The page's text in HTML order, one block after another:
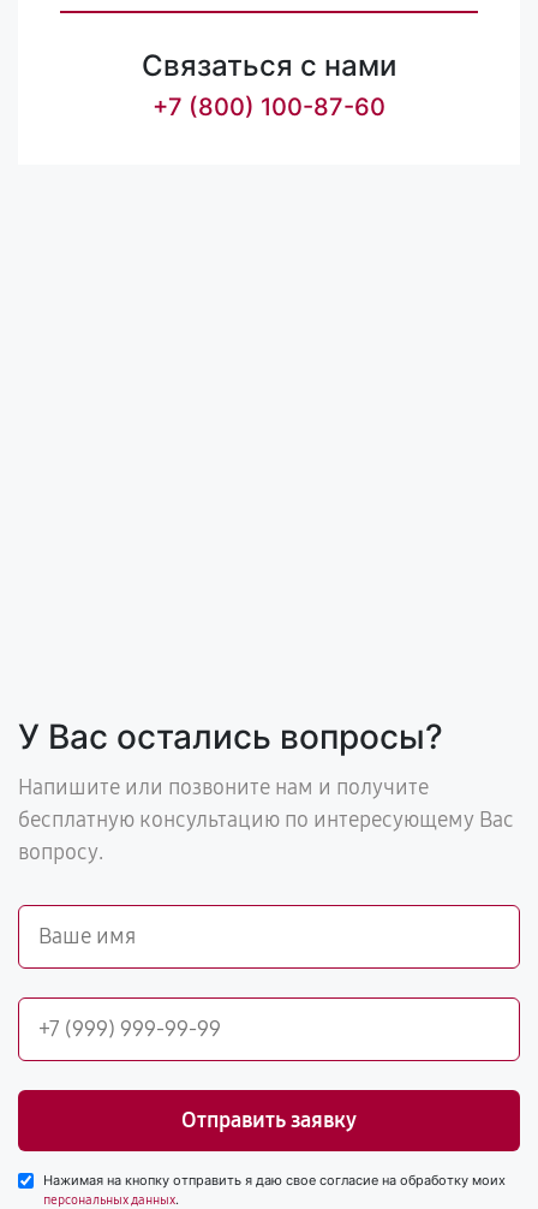
Связаться с нами
+7 (800) 100-87-60
У Вас остались вопросы?
Напишите или позвоните нам и получите
бесплатную консультацию по интересующему Вас
вопросу.
Отправить заявку
Нажимая на кнопку отправить я даю свое согласие на обработку моих
персональных данных.